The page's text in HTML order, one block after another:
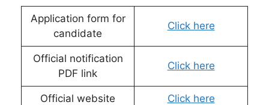
Application form for
candidate
Click here
Official notification
PDF link
Click here
Official website Click here